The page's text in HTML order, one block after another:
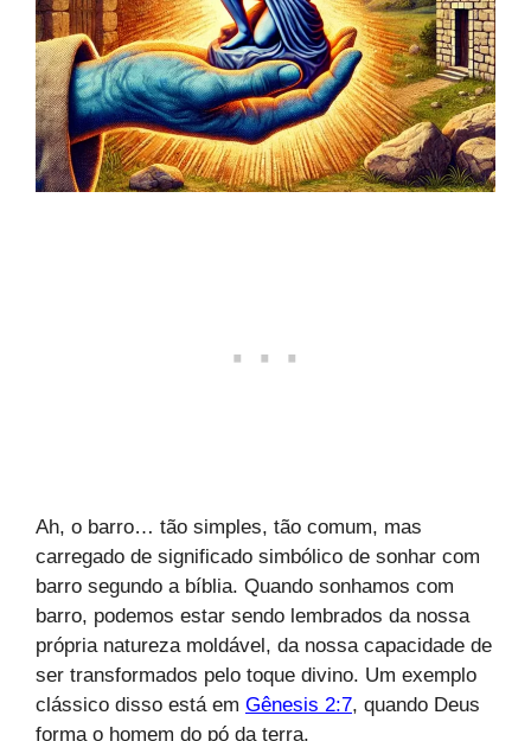
Ah, o barro… tão simples, tão comum, mas
carregado de significado simbólico de sonhar com
barro segundo a bíblia. Quando sonhamos com
barro, podemos estar sendo lembrados da nossa
própria natureza moldável, da nossa capacidade de
ser transformados pelo toque divino. Um exemplo
clássico disso está em Gênesis 2:7, quando Deus
forma o homem do pó da terra.